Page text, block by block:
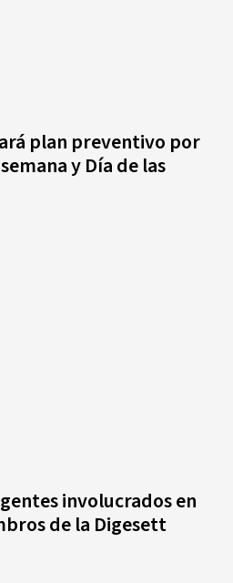
plan preventivo por
y Día de las
involucrados en
de la Digesett